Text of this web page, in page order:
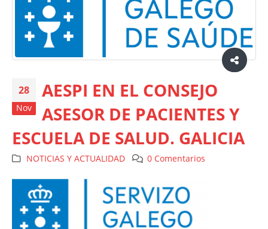
28
Nov
AESPI EN EL CONSEJO
ASESOR DE PACIENTES Y
ESCUELA DE SALUD. GALICIA
NOTICIAS Y ACTUALIDAD 0 Comentarios